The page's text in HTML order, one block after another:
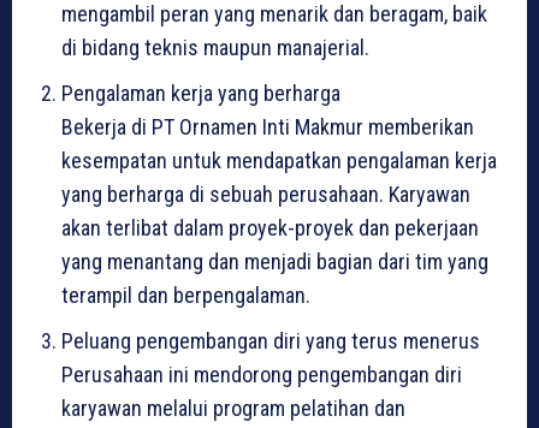
mengambil peran yang menarik dan beragam, baik
di bidang teknis maupun manajerial.
Pengalaman kerja yang berharga
Bekerja di PT Ornamen Inti Makmur memberikan
kesempatan untuk mendapatkan pengalaman kerja
yang berharga di sebuah perusahaan. Karyawan
akan terlibat dalam proyek-proyek dan pekerjaan
yang menantang dan menjadi bagian dari tim yang
terampil dan berpengalaman.
Peluang pengembangan diri yang terus menerus
Perusahaan ini mendorong pengembangan diri
karyawan melalui program pelatihan dan